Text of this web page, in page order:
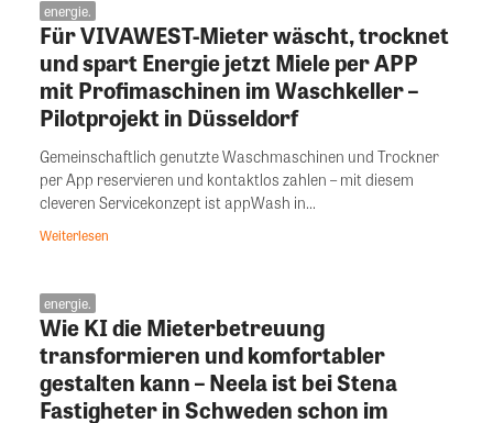
energie.
Für VIVAWEST-Mieter wäscht, trocknet
und spart Energie jetzt Miele per APP
mit Profimaschinen im Waschkeller –
Pilotprojekt in Düsseldorf
Gemeinschaftlich genutzte Waschmaschinen und Trockner
per App reservieren und kontaktlos zahlen – mit diesem
cleveren Servicekonzept ist appWash in...
Weiterlesen
energie.
Wie KI die Mieterbetreuung
transformieren und komfortabler
gestalten kann – Neela ist bei Stena
Fastigheter in Schweden schon im